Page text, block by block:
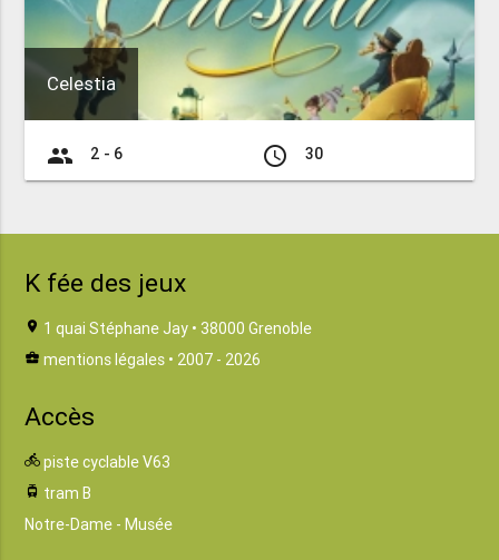
Celestia
group 2 - 6 access_time 30
K fée des jeux
location_on 1 quai Stéphane Jay • 38000 Grenoble
business_center mentions légales • 2007 - 2026
Accès
directions_bike piste cyclable V63
tram tram B
Notre-Dame - Musée